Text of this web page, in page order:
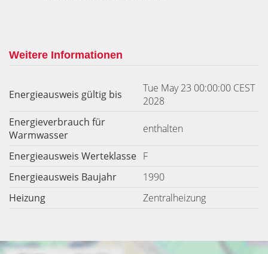
Weitere Informationen
Energieausweis gültig bis
Tue May 23 00:00:00 CEST
2028
Energieverbrauch für
Warmwasser
enthalten
Energieausweis Werteklasse F
Energieausweis Baujahr
1990
Heizung
Zentralheizung